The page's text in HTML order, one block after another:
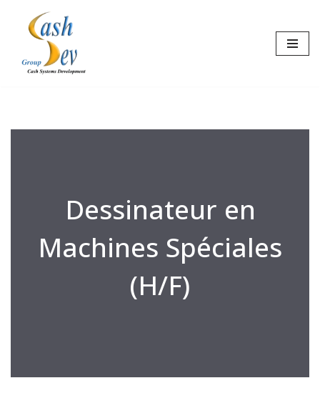
Aller
contenu
Dessinateur en
Machines Spéciales
(H/F)